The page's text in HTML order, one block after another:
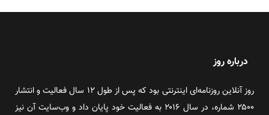
درباره روز
روز آنلاین روزنامه‌ای اینترنتی بود که پس از طول ۱۲ سال فعالیت و انتشار
۲۵۰۰ شماره، در سال ۲۰۱۶ به فعالیت خود پایان داد و وب‌سایت آن نیز